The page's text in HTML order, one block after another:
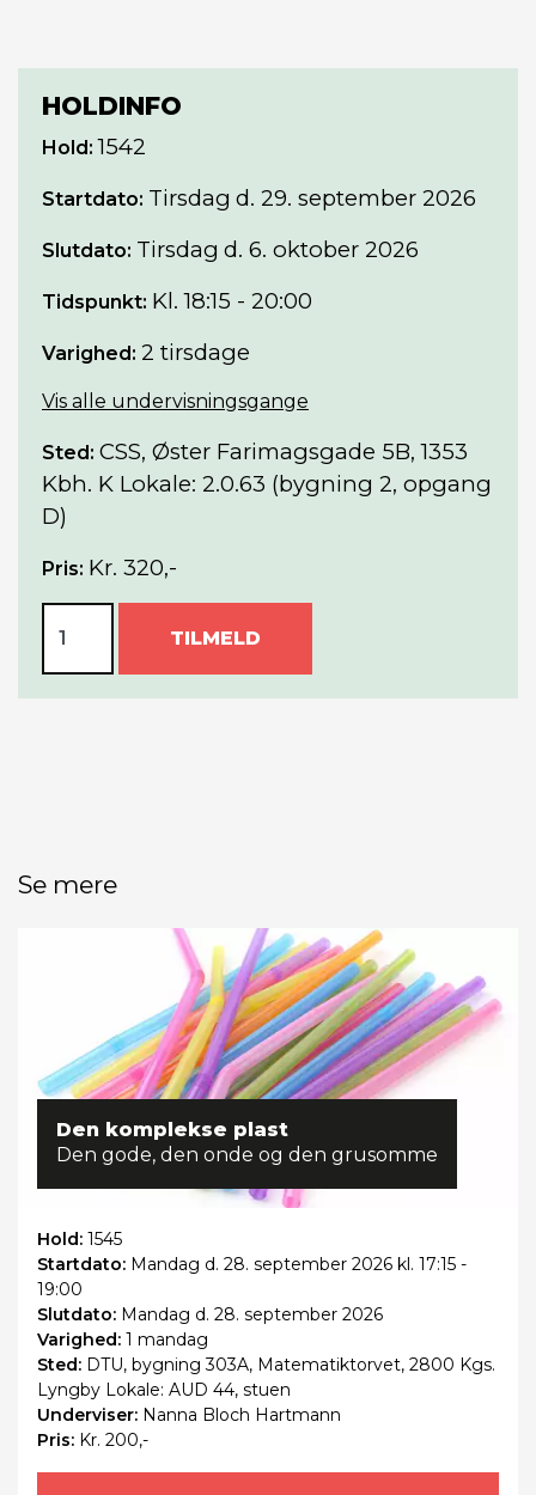
HOLDINFO
Hold: 1542
Startdato: Tirsdag d. 29. september 2026
Slutdato: Tirsdag d. 6. oktober 2026
Tidspunkt: Kl. 18:15 - 20:00
Varighed: 2 tirsdage
Vis alle undervisningsgange
Sted: CSS, Øster Farimagsgade 5B, 1353
Kbh. K Lokale: 2.0.63 (bygning 2, opgang
D)
Pris: Kr. 320,-
TILMELD
Se mere
Den komplekse plast
Den gode, den onde og den grusomme
Hold: 1545
Startdato: Mandag d. 28. september 2026 kl. 17:15 -
19:00
Slutdato: Mandag d. 28. september 2026
Varighed: 1 mandag
Sted: DTU, bygning 303A, Matematiktorvet, 2800 Kgs.
Lyngby Lokale: AUD 44, stuen
Underviser: Nanna Bloch Hartmann
Pris: Kr. 200,-